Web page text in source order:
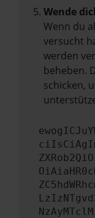
Wende
Wenn du
versucht
werden
beheben.
schicken,